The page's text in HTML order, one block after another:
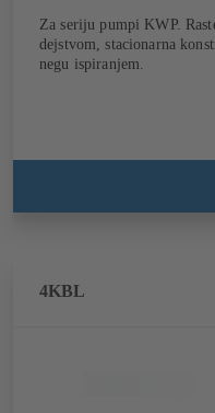
Za seriju pumpi KWP.
dejstvom, stacionarna
negu ispiranjem.
4KBL